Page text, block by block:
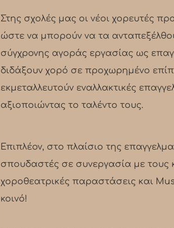
Στης σχολές μας οι νέοι χορευτές
ώστε να μπορούν να τα
σύγχρονης αγοράς εργασίας ως
διδάξουν χορό σε προχωρημένο
εκμεταλλευτούν εναλλακτικές
αξιοποιώντας το ταλέντο τους.
Επιπλέον, στο πλαίσιο της
σπουδαστές σε συνεργασία με τους
χοροθεατρικές παραστάσεις και
κοινό!